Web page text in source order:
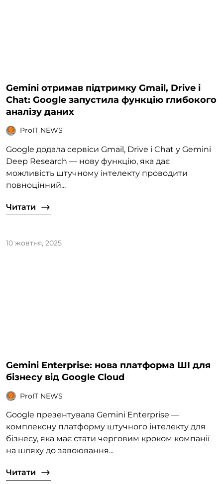
Gemini отримав підтримку Gmail, Drive і
Chat: Google запустила функцію глибокого
аналізу даних
ProIT NEWS
Google додала сервіси Gmail, Drive і Chat у Gemini
Deep Research — нову функцію, яка дає
можливість штучному інтелекту проводити
повноцінний...
Читати
10 жовтня, 2025
Gemini Enterprise: нова платформа ШІ для
бізнесу від Google Cloud
ProIT NEWS
Google презентувала Gemini Enterprise —
комплексну платформу штучного інтелекту для
бізнесу, яка має стати черговим кроком компанії
на шляху до завоювання...
Читати